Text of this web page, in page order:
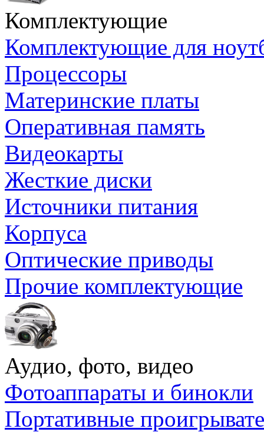
Комплектующие
Комплектующие для
Процессоры
Материнские платы
Оперативная память
Видеокарты
Жесткие диски
Источники питания
Корпуса
Оптические приводы
Прочие комплектующие
Аудио, фото, видео
Фотоаппараты и бинокли
Портативные